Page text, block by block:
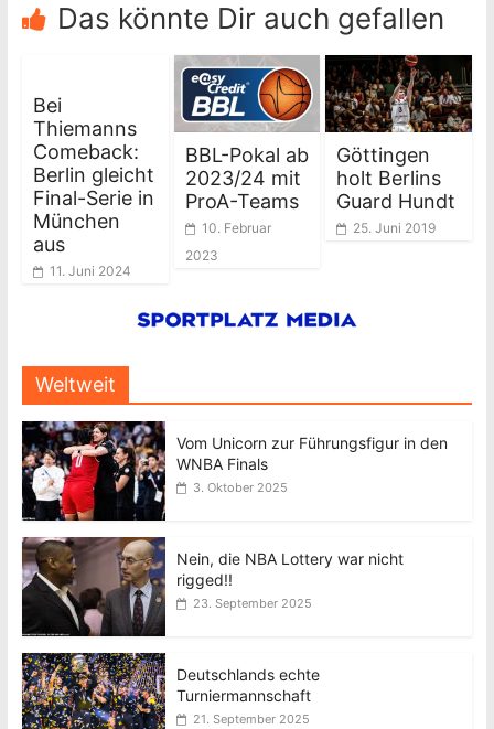
Das könnte Dir auch gefallen
Bei
Thiemanns
Comeback:
Berlin gleicht
Final-Serie in
München
aus
11. Juni 2024
BBL-Pokal ab
2023/24 mit
ProA-Teams
10. Februar
2023
Göttingen
holt Berlins
Guard Hundt
25. Juni 2019
Weltweit
Vom Unicorn zur Führungsfigur in den
WNBA Finals
3. Oktober 2025
Nein, die NBA Lottery war nicht
rigged!!
23. September 2025
Deutschlands echte
Turniermannschaft
21. September 2025